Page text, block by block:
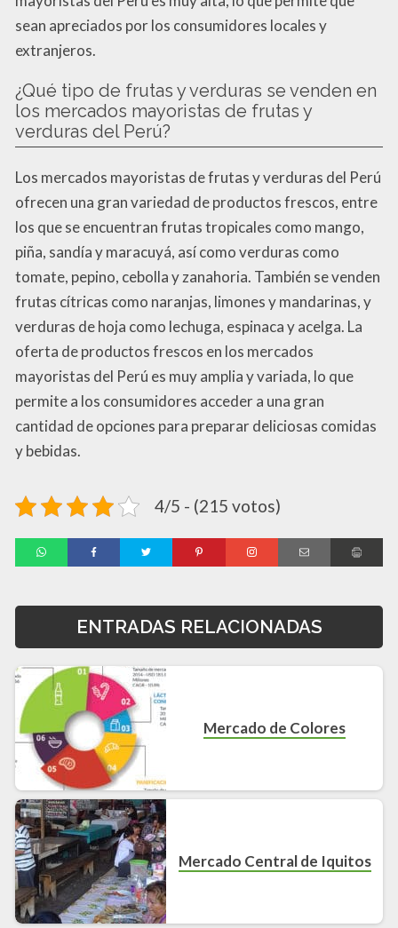
sean apreciados por los consumidores locales y
extranjeros.
¿Qué tipo de frutas y verduras se venden en
los mercados mayoristas de frutas y
verduras del Perú?
Los mercados mayoristas de frutas y verduras del Perú
ofrecen una gran variedad de productos frescos, entre
los que se encuentran frutas tropicales como mango,
piña, sandía y maracuyá, así como verduras como
tomate, pepino, cebolla y zanahoria. También se venden
frutas cítricas como naranjas, limones y mandarinas, y
verduras de hoja como lechuga, espinaca y acelga. La
oferta de productos frescos en los mercados
mayoristas del Perú es muy amplia y variada, lo que
permite a los consumidores acceder a una gran
cantidad de opciones para preparar deliciosas comidas
y bebidas.
4/5 - (215 votos)
ENTRADAS RELACIONADAS
Mercado de Colores
Mercado Central de Iquitos